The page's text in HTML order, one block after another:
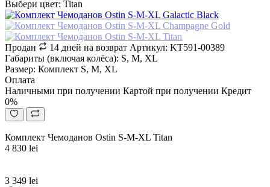
Выбери цвет: Titan
Продан 14 дней на возврат Артикул: KT591-00389
Габариты (включая колёса): S, M, XL
Размер: Комплект S, M, XL
Оплата
Наличными при получении Картой при получении Кредит
0%
Комплект Чемоданов Ostin S-M-XL Titan
4 830 lei
3 349 lei